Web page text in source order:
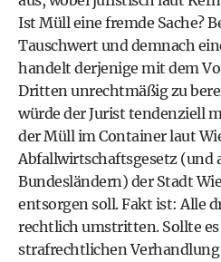
Ist Müll eine fremde Sache?
Tauschwert und demnach
handelt derjenige mit dem
Dritten unrechtmäßig zu
würde der Jurist tendenziell
der Müll im Container laut
Abfallwirtschaftsgesetz (und
Bundesländern) der Stadt
entsorgen soll. Fakt ist: Alle
rechtlich umstritten. Sollte es
strafrechtlichen